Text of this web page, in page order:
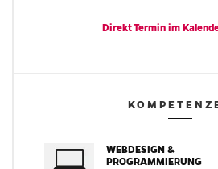
Direkt Termin im
WEBDESIGN &
PROGRAMMIERUNG